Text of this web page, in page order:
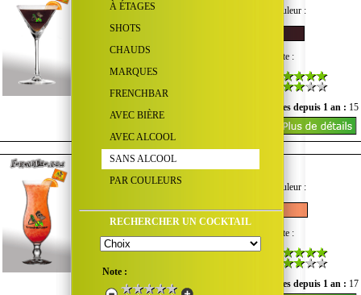
À ÉTAGES
SHOTS
CHAUDS
MARQUES
FRENCHBAR
AVEC BIÈRE
AVEC ALCOOL
SANS ALCOOL
PAR COULEURS
RECHERCHER UN COCKTAIL
Note :
Couleur :
Difficulté : Note :
Nombre de vues du mois : Vues depuis 1 an : 15
California
Quantité d'alcool : Couleur :
Note :
Nombre de vues du mois : Vues depuis 1 an : 17